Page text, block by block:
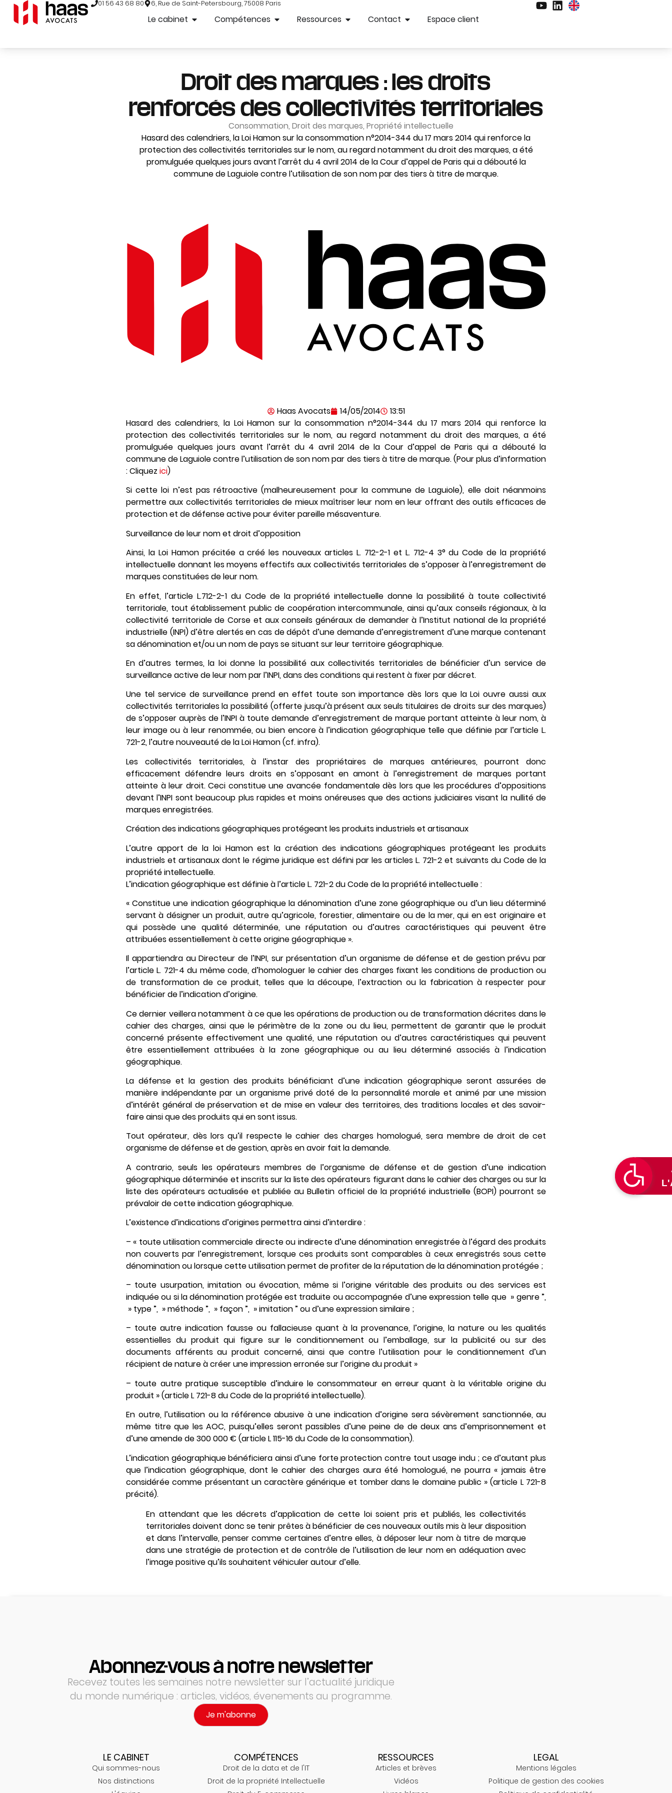
01 56 43 68 80 6, Rue de Saint-Petersbourg, 75008 Paris
Le cabinet Compétences Ressources Contact Espace client
Droit des marques : les droits
renforcés des collectivités territoriales
Consommation, Droit des marques, Propriété intellectuelle
Hasard des calendriers, la Loi Hamon sur la consommation n°2014-344 du 17 mars 2014 qui renforce la
protection des collectivités territoriales sur le nom, au regard notamment du droit des marques, a été
promulguée quelques jours avant l’arrêt du 4 avril 2014 de la Cour d’appel de Paris qui a débouté la
commune de Laguiole contre l’utilisation de son nom par des tiers à titre de marque.
Haas Avocats 14/05/2014
13:51
Hasard des calendriers, la Loi Hamon sur la consommation n°2014-344 du 17 mars 2014 qui renforce la
protection des collectivités territoriales sur le nom, au regard notamment du droit des marques, a été
promulguée quelques jours avant l’arrêt du 4 avril 2014 de la Cour d’appel de Paris qui a débouté la
commune de Laguiole contre l’utilisation de son nom par des tiers à titre de marque. (Pour plus d’information
: Cliquez ici)
Si cette loi n’est pas rétroactive (malheureusement pour la commune de Laguiole), elle doit néanmoins
permettre aux collectivités territoriales de mieux maîtriser leur nom en leur offrant des outils efficaces de
protection et de défense active pour éviter pareille mésaventure.
Surveillance de leur nom et droit d’opposition
Ainsi, la Loi Hamon précitée a créé les nouveaux articles L. 712-2-1 et L. 712-4 3° du Code de la propriété
intellectuelle donnant les moyens effectifs aux collectivités territoriales de s’opposer à l’enregistrement de
marques constituées de leur nom.
En effet, l’article L.712-2-1 du Code de la propriété intellectuelle donne la possibilité à toute collectivité
territoriale, tout établissement public de coopération intercommunale, ainsi qu’aux conseils régionaux, à la
collectivité territoriale de Corse et aux conseils généraux de demander à l’Institut national de la propriété
industrielle (INPI) d’être alertés en cas de dépôt d’une demande d’enregistrement d’une marque contenant
sa dénomination et/ou un nom de pays se situant sur leur territoire géographique.
En d’autres termes, la loi donne la possibilité aux collectivités territoriales de bénéficier d’un service de
surveillance active de leur nom par l’INPI, dans des conditions qui restent à fixer par décret.
Une tel service de surveillance prend en effet toute son importance dès lors que la Loi ouvre aussi aux
collectivités territoriales la possibilité (offerte jusqu’à présent aux seuls titulaires de droits sur des marques)
de s’opposer auprès de l’INPI à toute demande d’enregistrement de marque portant atteinte à leur nom, à
leur image ou à leur renommée, ou bien encore à l’indication géographique telle que définie par l’article L.
721-2, l’autre nouveauté de la Loi Hamon (cf. infra).
Les collectivités territoriales, à l’instar des propriétaires de marques antérieures, pourront donc
efficacement défendre leurs droits en s’opposant en amont à l’enregistrement de marques portant
atteinte à leur droit. Ceci constitue une avancée fondamentale dès lors que les procédures d’oppositions
devant l’INPI sont beaucoup plus rapides et moins onéreuses que des actions judiciaires visant la nullité de
marques enregistrées.
Création des indications géographiques protégeant les produits industriels et artisanaux
L’autre apport de la loi Hamon est la création des indications géographiques protégeant les produits
industriels et artisanaux dont le régime juridique est défini par les articles L. 721-2 et suivants du Code de la
propriété intellectuelle.
L’indication géographique est définie à l’article L. 721-2 du Code de la propriété intellectuelle :
« Constitue une indication géographique la dénomination d’une zone géographique ou d’un lieu déterminé
servant à désigner un produit, autre qu’agricole, forestier, alimentaire ou de la mer, qui en est originaire et
qui possède une qualité déterminée, une réputation ou d’autres caractéristiques qui peuvent être
attribuées essentiellement à cette origine géographique ».
Il appartiendra au Directeur de l’INPI, sur présentation d’un organisme de défense et de gestion prévu par
l’article L. 721-4 du même code, d’homologuer le cahier des charges fixant les conditions de production ou
de transformation de ce produit, telles que la découpe, l’extraction ou la fabrication à respecter pour
bénéficier de l’indication d’origine.
Ce dernier veillera notamment à ce que les opérations de production ou de transformation décrites dans le
cahier des charges, ainsi que le périmètre de la zone ou du lieu, permettent de garantir que le produit
concerné présente effectivement une qualité, une réputation ou d’autres caractéristiques qui peuvent
être essentiellement attribuées à la zone géographique ou au lieu déterminé associés à l’indication
géographique.
La défense et la gestion des produits bénéficiant d’une indication géographique seront assurées de
manière indépendante par un organisme privé doté de la personnalité morale et animé par une mission
d’intérêt général de préservation et de mise en valeur des territoires, des traditions locales et des savoir-
faire ainsi que des produits qui en sont issus.
Tout opérateur, dès lors qu’il respecte le cahier des charges homologué, sera membre de droit de cet
organisme de défense et de gestion, après en avoir fait la demande.
A contrario, seuls les opérateurs membres de l’organisme de défense et de gestion d’une indication
géographique déterminée et inscrits sur la liste des opérateurs figurant dans le cahier des charges ou sur la
liste des opérateurs actualisée et publiée au Bulletin officiel de la propriété industrielle (BOPI) pourront se
prévaloir de cette indication géographique.
L’existence d’indications d’origines permettra ainsi d’interdire :
– « toute utilisation commerciale directe ou indirecte d’une dénomination enregistrée à l’égard des produits
non couverts par l’enregistrement, lorsque ces produits sont comparables à ceux enregistrés sous cette
dénomination ou lorsque cette utilisation permet de profiter de la réputation de la dénomination protégée ;
– toute usurpation, imitation ou évocation, même si l’origine véritable des produits ou des services est
indiquée ou si la dénomination protégée est traduite ou accompagnée d’une expression telle que » genre ”,
» type ”, » méthode ”, » façon ”, » imitation ” ou d’une expression similaire ;
– toute autre indication fausse ou fallacieuse quant à la provenance, l’origine, la nature ou les qualités
essentielles du produit qui figure sur le conditionnement ou l’emballage, sur la publicité ou sur des
documents afférents au produit concerné, ainsi que contre l’utilisation pour le conditionnement d’un
récipient de nature à créer une impression erronée sur l’origine du produit »
– toute autre pratique susceptible d’induire le consommateur en erreur quant à la véritable origine du
produit » (article L 721-8 du Code de la propriété intellectuelle).
En outre, l’utilisation ou la référence abusive à une indication d’origine sera sévèrement sanctionnée, au
même titre que les AOC, puisqu’elles seront passibles d’une peine de de deux ans d’emprisonnement et
d’une amende de 300 000 € (article L 115-16 du Code de la consommation).
L’indication géographique bénéficiera ainsi d’une forte protection contre tout usage indu ; ce d’autant plus
que l’indication géographique, dont le cahier des charges aura été homologué, ne pourra « jamais être
considérée comme présentant un caractère générique et tomber dans le domaine public » (article L 721-8
précité).
En attendant que les décrets d’application de cette loi soient pris et publiés, les collectivités
territoriales doivent donc se tenir prêtes à bénéficier de ces nouveaux outils mis à leur disposition
et dans l’intervalle, penser comme certaines d’entre elles, à déposer leur nom à titre de marque
dans une stratégie de protection et de contrôle de l’utilisation de leur nom en adéquation avec
l’image positive qu’ils souhaitent véhiculer autour d’elle.
Abonnez-vous à notre newsletter
Recevez toutes les semaines notre newsletter sur l’actualité juridique
du monde numérique : articles, vidéos, évenements au programme.
Je m'abonne
LE CABINET
Qui sommes-nous
Nos distinctions
COMPÉTENCES
Droit de la data et de l'IT
Droit de la propriété Intellectuelle
RESSOURCES
Articles et brèves
Vidéos
LEGAL
Mentions légales
Politique de gestion des cookies